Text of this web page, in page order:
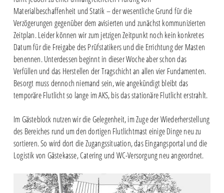
Materialbeschaffenheit und Statik – der wesentliche Grund für die
Verzögerungen gegenüber dem avisierten und zunächst kommunizierten
Zeitplan. Leider können wir zum jetzigen Zeitpunkt noch kein konkretes
Datum für die Freigabe des Prüfstatikers und die Errichtung der Masten
benennen. Unterdessen beginnt in dieser Woche aber schon das
Verfüllen und das Herstellen der Tragschicht an allen vier Fundamenten.
Besorgt muss dennoch niemand sein, wie angekündigt bleibt das
temporäre Flutlicht so lange im AKS, bis das stationäre Flutlicht erstrahlt.
Im Gästeblock nutzen wir die Gelegenheit, im Zuge der Wiederherstellung
des Bereiches rund um den dortigen Flutlichtmast einige Dinge neu zu
sortieren. So wird dort die Zugangssituation, das Eingangsportal und die
Logistik von Gästekasse, Catering und WC-Versorgung neu angeordnet.